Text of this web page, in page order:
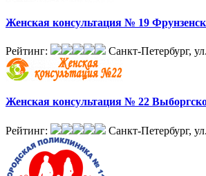
Женская консультация № 19
Рейтинг: Санкт-Петербург,
Женская консультация № 22
Рейтинг: Санкт-Петербург,